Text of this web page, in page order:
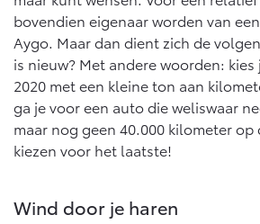
Vanaf € 39.995,- Vanaf
Mirai
bovendien eigenaar worden van
Aygo. Maar dan dient zich de
is nieuw? Met andere woorden:
2020 met een kleine ton aan
ga je voor een auto die weliswaar
maar nog geen 40.000 kilometer
kiezen voor het laatste!
Wind door je haren